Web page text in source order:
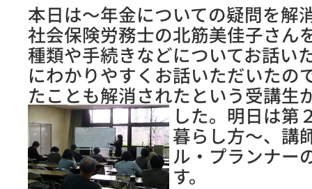
本日は～年金についての疑問を解
社会保険労務士の北筋美佳子さん
種類や手続きなどについてお話い
にわかりやすくお話いただいたの
たことも解消されたという受講生
した。 明日は第
暮らし方～、講
ル・プランナー
す。